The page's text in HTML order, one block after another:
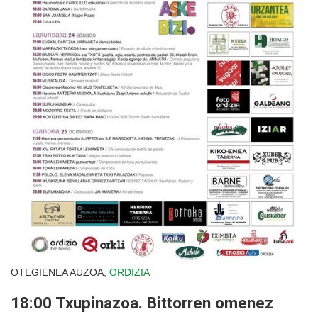
OTEGIENEA AUZOA, ORDIZIA
18:00 Txupinazoa. Bittorren omenez